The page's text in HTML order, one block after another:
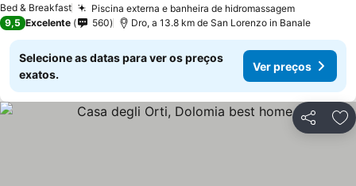
Bed & Breakfast Piscina externa e banheira de hidromassagemVer
9,5 Excelente 560 Dro, a 13.8 km de San Lorenzo in Banale
Selecione as datas para ver os preços
exatos.
Ver preços
Partilhar